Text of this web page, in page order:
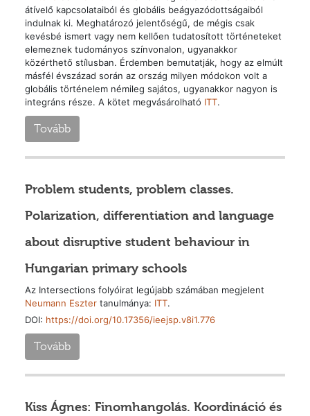
átívelő kapcsolataiból és globális beágyazódottságaiból
indulnak ki. Meghatározó jelentőségű, de mégis csak
kevésbé ismert vagy nem kellően tudatosított történeteket
elemeznek tudományos színvonalon, ugyanakkor
közérthető stílusban. Érdemben bemutatják, hogy az elmúlt
másfél évszázad során az ország milyen módokon volt a
globális történelem némileg sajátos, ugyanakkor nagyon is
integráns része. A kötet megvásárolható ITT.
Tovább
Problem students, problem classes.
Polarization, differentiation and language
about disruptive student behaviour in
Hungarian primary schools
Az Intersections folyóirat legújabb számában megjelent
Neumann Esztertanulmánya: ITT.
DOI: https://doi.org/10.17356/ieejsp.v8i1.776
Tovább
Kiss Ágnes: Finomhangolás. Koordináció és